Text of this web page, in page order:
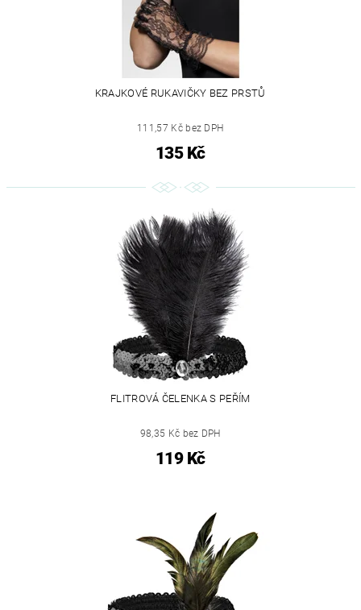
KRAJKOVÉ RUKAVIČKY BEZ PRSTŮ
111,57 Kč bez DPH
135 Kč
FLITROVÁ ČELENKA S PEŘÍM
98,35 Kč bez DPH
119 Kč